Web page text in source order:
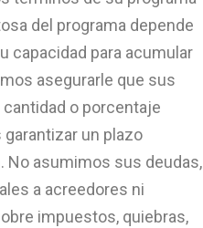
del programa depende
capacidad para acumular
asegurarle que sus
o porcentaje
un plazo
No asumimos sus deudas,
a acreedores ni
impuestos, quiebras,